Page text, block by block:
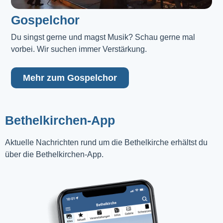
Gospelchor
Du singst gerne und magst Musik? Schau gerne mal
vorbei. Wir suchen immer Verstärkung.
Mehr zum Gospelchor
Bethelkirchen-App
Aktuelle Nachrichten rund um die Bethelkirche erhältst du
über die Bethelkirchen-App.